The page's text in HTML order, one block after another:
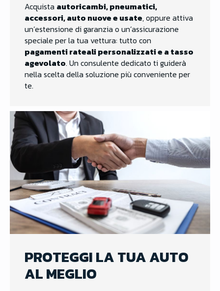
Acquista autoricambi, pneumatici,
accessori, auto nuove e usate, oppure attiva
un’estensione di garanzia o un’assicurazione
speciale per la tua vettura: tutto con
pagamenti rateali personalizzati e a tasso
agevolato. Un consulente dedicato ti guiderà
nella scelta della soluzione più conveniente per
te.
PROTEGGI LA TUA AUTO
AL MEGLIO